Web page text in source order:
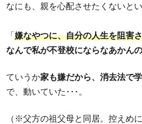
なにも、親を心配させたくないと
「嫌なやつに、自分の人生を阻害
なんで私が不登校にならなあかんの
ていうか家も嫌だから、消去法で
で、動いていた･･･。
（※父方の祖父母と同居。控えめ